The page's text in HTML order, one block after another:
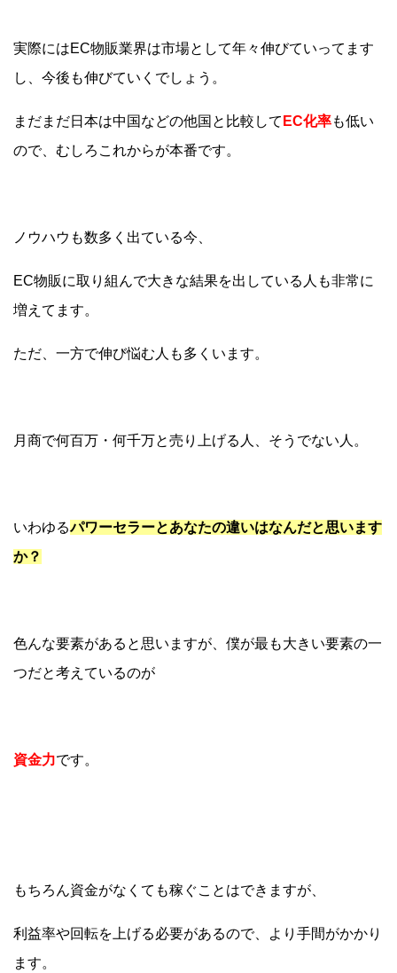
実際にはEC物販業界は市場として年々伸びていってます
し、今後も伸びていくでしょう。
まだまだ日本は中国などの他国と比較して EC化率も低い
ので、むしろこれからが本番です。
ノウハウも数多く出ている今、
EC物販に取り組んで大きな結果を出している人も非常に
増えてます。
ただ、一方で伸び悩む人も多くいます。
月商で何百万・何千万と売り上げる人、そうでない人。
いわゆるパワーセラーとあなたの違いはなんだと思います
か？
色んな要素があると思いますが、僕が最も大きい要素の一
つだと考えているのが
資金力です。
もちろん資金がなくても稼ぐことはできますが、
利益率や回転を上げる必要があるので、より手間がかかり
ます。